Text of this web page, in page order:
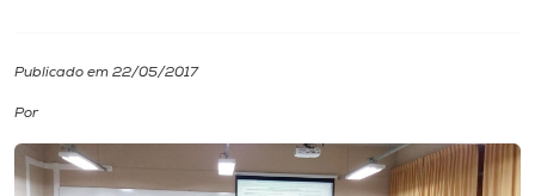
Cultura
CPA
Publicado em 22/05/2017
Por